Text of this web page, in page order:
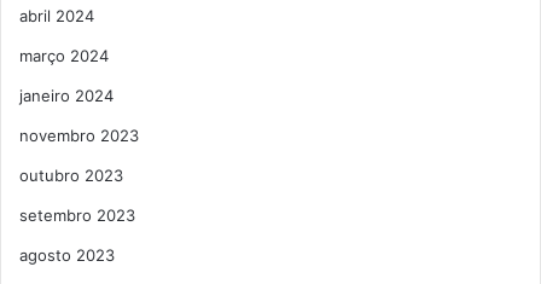
abril 2024
março 2024
janeiro 2024
novembro 2023
outubro 2023
setembro 2023
agosto 2023